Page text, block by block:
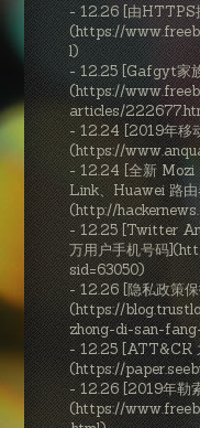
- 12.26 [由HTTPS
(https://
l)
- 12.25 [Gafgyt家
(https://
articles/
- 12.24 [2019年移
(https://
- 12.24 [全新 Mozi
Link、Huawei 路由
(http://
- 12.25 [Twitter
万用户手机号码
sid=63050)
- 12.26 [隐私政策
(https://
zhong-di-san-
- 12.25 [ATT&CK
(https://
- 12.26 [2019年勒
(https://